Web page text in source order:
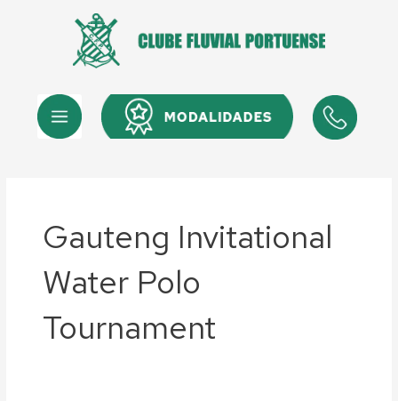
Menu Menu
Gauteng Invitational
Water Polo
Tournament